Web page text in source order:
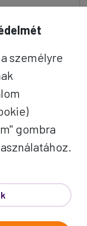
személyre
gombra